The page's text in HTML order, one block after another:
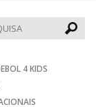
4 KIDS